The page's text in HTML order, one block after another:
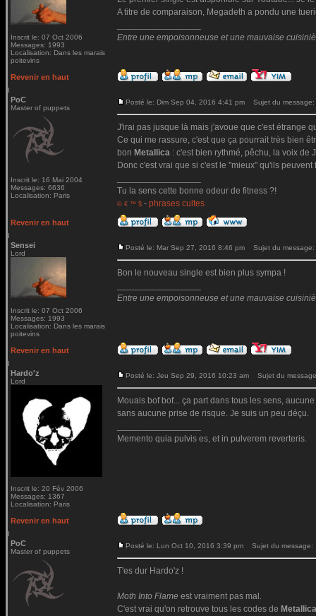
Inscrit le: 07 Oct 2006
Messages: 1993
Localisation: Dans les marais
poitevins
A titre de comparaison, Megadeth a pondu une
Entre une empoisonneuse et une mauvaise
Revenir en haut
PoC
Master of puppets
Inscrit le: 16 Mai 2004
Messages: 6636
Localisation: Paris
Posté le: Dim Sep 04, 2016 4:41 pm Sujet du message:
J'irai pas jusque là mais j'avoue que c'est étrange
Ce qui me rassure, c'est que ça pourrait très bien
bon Metallica : c'est bien rythmé, pêchu, la voix de
Donc c'est vrai que si c'est le "mieux" qu'ils
Tu la sens cette bonne odeur de fitness ?!
© € ™ $ - phrases cultes
Revenir en haut
Sensei
Lord
Inscrit le: 07 Oct 2006
Messages: 1993
Localisation: Dans les marais
poitevins
Posté le: Mar Sep 27, 2016 8:46 pm Sujet du message:
Bon le nouveau single est bien plus sympa !
Entre une empoisonneuse et une mauvaise
Revenir en haut
Hardo'z
Lord
Inscrit le: 20 Fév 2006
Messages: 1367
Localisation: Paris
Posté le: Jeu Sep 29, 2016 10:23 am Sujet du
Mouais bof bof... ça part dans tous les sens,
sans aucune prise de risque. Je suis un peu déçu.
Memento quia pulvis es, et in pulverem reverteris.
Revenir en haut
PoC
Master of puppets
Posté le: Lun Oct 10, 2016 3:39 pm Sujet du message:
T'es dur Hardo'z !
Moth Into Flame est vraiment pas mal.
C'est vrai qu'on retrouve tous les codes de Metallica